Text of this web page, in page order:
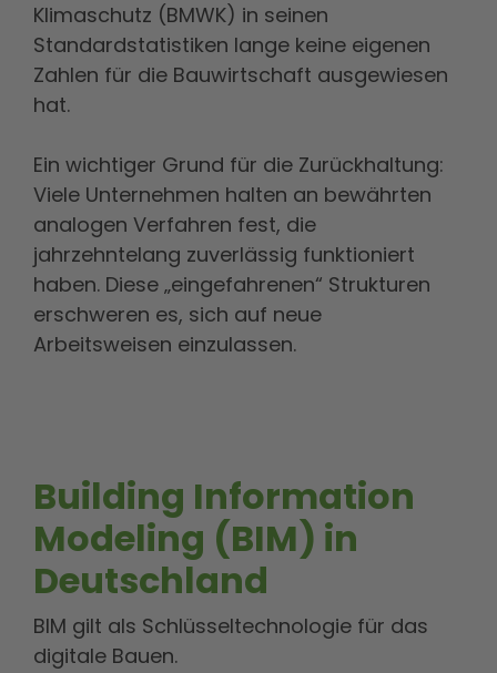
Klimaschutz (BMWK) in seinen
Standardstatistiken lange keine eigenen
Zahlen für die Bauwirtschaft ausgewiesen
hat.
Ein wichtiger Grund für die Zurückhaltung:
Viele Unternehmen halten an bewährten
analogen Verfahren fest, die
jahrzehntelang zuverlässig funktioniert
haben. Diese „eingefahrenen“ Strukturen
erschweren es, sich auf neue
Arbeitsweisen einzulassen.
Building Information
Modeling (BIM) in
Deutschland
BIM gilt als Schlüsseltechnologie für das
digitale Bauen.